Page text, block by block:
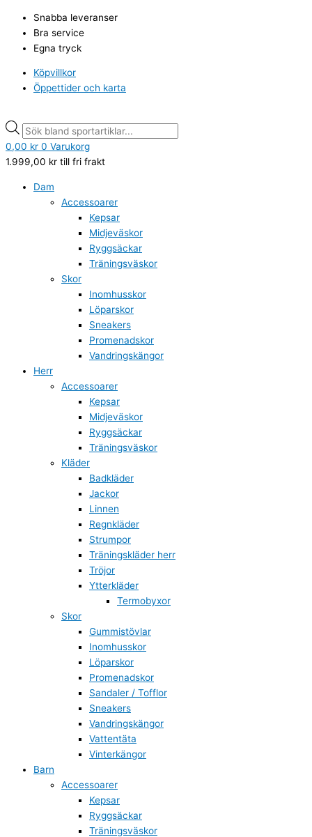
innehåll
Snabba leveranser
Bra service
Egna tryck
Köpvillkor
Öppettider och karta
search
0,00 kr 0 Varukorg
1.999,00 kr till fri frakt
Dam
Accessoarer
Kepsar
Midjeväskor
Ryggsäckar
Träningsväskor
Skor
Inomhusskor
Löparskor
Sneakers
Promenadskor
Vandringskängor
Herr
Accessoarer
Kepsar
Midjeväskor
Ryggsäckar
Träningsväskor
Kläder
Badkläder
Jackor
Linnen
Regnkläder
Strumpor
Träningskläder herr
Tröjor
Ytterkläder
Termobyxor
Skor
Gummistövlar
Inomhusskor
Löparskor
Promenadskor
Sandaler / Tofflor
Sneakers
Vandringskängor
Vattentäta
Vinterkängor
Barn
Accessoarer
Kepsar
Ryggsäckar
Träningsväskor
search